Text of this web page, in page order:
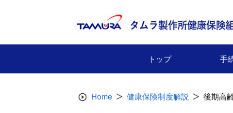
トップ 手
Home 健康保険制度解説 後期高